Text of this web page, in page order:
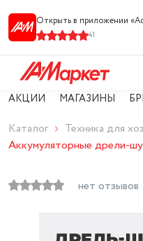
Открыть в приложении
41
АКЦИИ МАГАЗИНЫ
Каталог Техника для
Аккумуляторные дрели-
нет отзывов